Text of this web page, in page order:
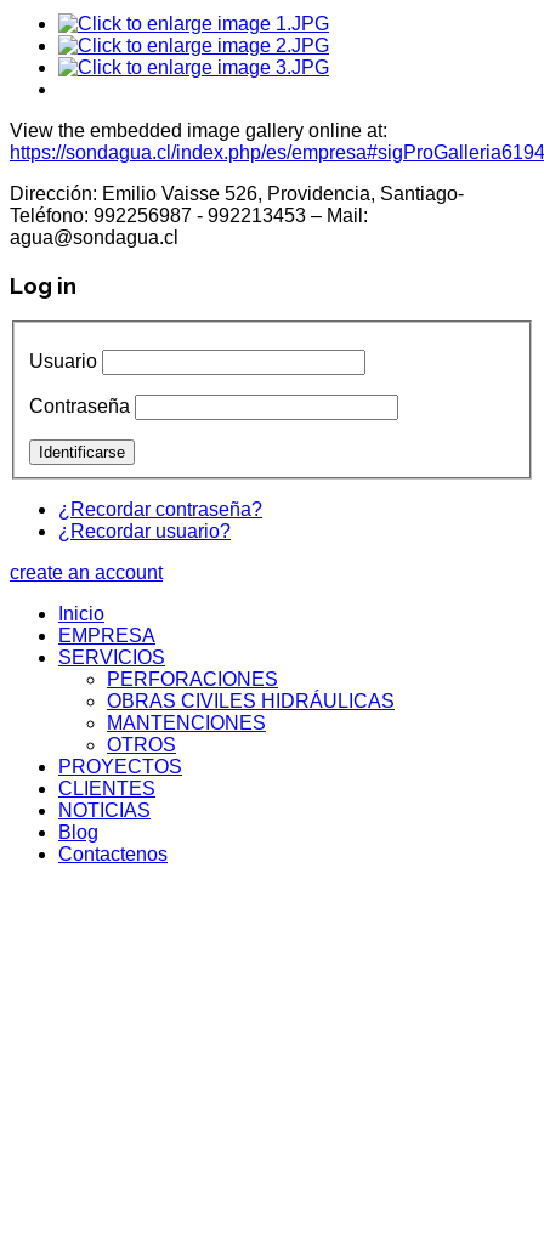
View the embedded image gallery online at:
https://sondagua.cl/index.php/es/
Dirección: Emilio Vaisse 526, Providencia, Santiago-
Teléfono: 992256987 - 992213453 – Mail:
agua@sondagua.cl
Log in
Usuario
Contraseña
¿Recordar contraseña?
¿Recordar usuario?
create an account
Inicio
EMPRESA
SERVICIOS
PERFORACIONES
OBRAS CIVILES HIDRÁULICAS
MANTENCIONES
OTROS
PROYECTOS
CLIENTES
NOTICIAS
Blog
Contactenos